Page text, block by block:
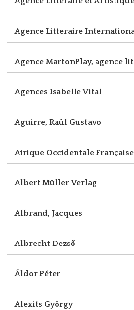
Agence Litteraire
Agence MartonPlay, agence
Agences Isabelle Vital
Aguirre, Raúl Gustavo
Airique Occidentale Française
Albert Müller Verlag
Albrand, Jacques
Albrecht Dezső
Áldor Péter
Alexits György